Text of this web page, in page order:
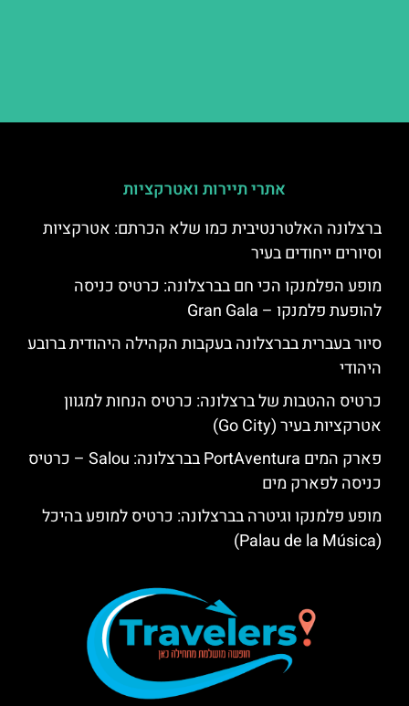
אתרי תיירות ואטרקציות
ברצלונה האלטרנטיבית כמו שלא הכרתם: אטרקציות
וסיורים ייחודים בעיר
מופע הפלמנקו הכי חם בברצלונה: כרטיס כניסה
להופעת פלמנקו – Gran Gala
סיור בעברית בברצלונה בעקבות הקהילה היהודית ברובע
היהודי
כרטיס ההטבות של ברצלונה: כרטיס הנחות למגוון
אטרקציות בעיר (Go City)
פארק המים PortAventura בברצלונה: Salou – כרטיס
כניסה לפארק מים
מופע פלמנקו וגיטרה בברצלונה: כרטיס למופע בהיכל
(Palau de la Música)